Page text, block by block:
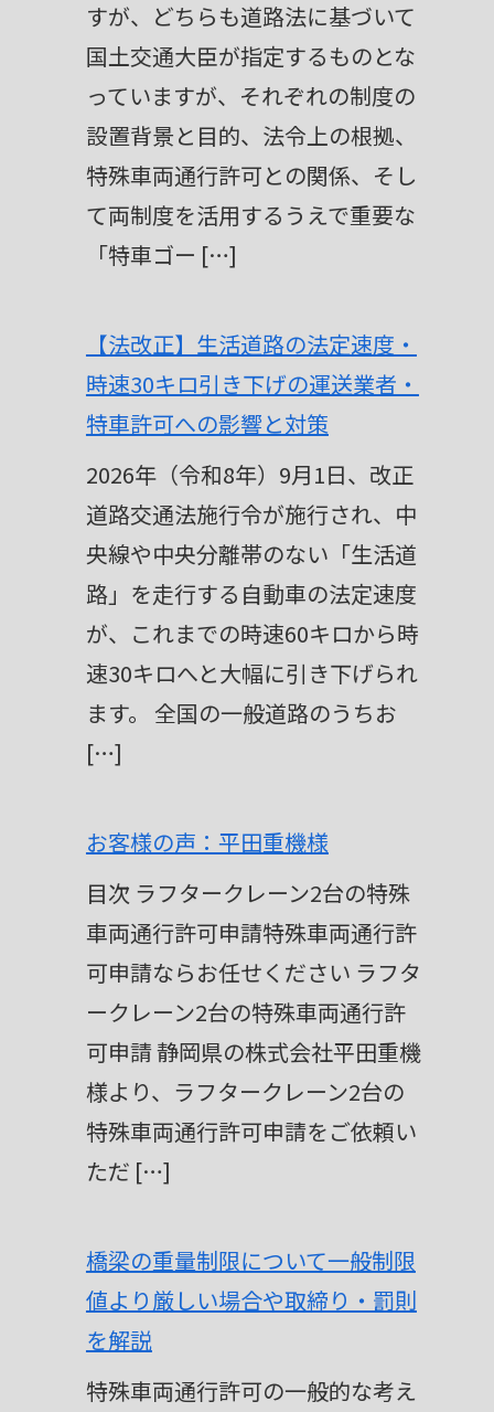
すが、どちらも道路法に基づいて
国土交通大臣が指定するものとな
っていますが、それぞれの制度の
設置背景と目的、法令上の根拠、
特殊車両通行許可との関係、そし
て両制度を活用するうえで重要な
「特車ゴー […]
【法改正】生活道路の法定速度・
時速30キロ引き下げの運送業者・
特車許可への影響と対策
2026年（令和8年）9月1日、改正
道路交通法施行令が施行され、中
央線や中央分離帯のない「生活道
路」を走行する自動車の法定速度
が、これまでの時速60キロから時
速30キロへと大幅に引き下げられ
ます。 全国の一般道路のうちお
[…]
お客様の声：平田重機様
目次 ラフタークレーン2台の特殊
車両通行許可申請特殊車両通行許
可申請ならお任せください ラフタ
ークレーン2台の特殊車両通行許
可申請 静岡県の株式会社平田重機
様より、ラフタークレーン2台の
特殊車両通行許可申請をご依頼い
ただ […]
橋梁の重量制限について一般制限
値より厳しい場合や取締り・罰則
を解説
特殊車両通行許可の一般的な考え